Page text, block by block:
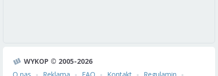
WYKOP © 2005-2026